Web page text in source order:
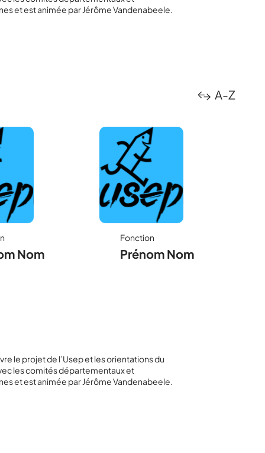
et est animée par Jérôme Vandenabeele.
A-Z
Nom
Fonction
Prénom Nom
le projet de l’Usep et les orientations du
les comités départementaux et
et est animée par Jérôme Vandenabeele.